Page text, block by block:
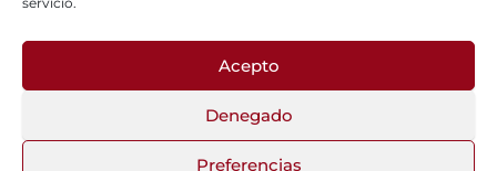
Acepto
Denegado
Preferencias
Fotos del Blog